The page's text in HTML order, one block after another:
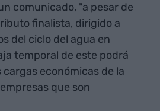
comunicado, "a pesar de
finalista, dirigido a
del ciclo del agua en
temporal de este podrá
económicas de la
que son